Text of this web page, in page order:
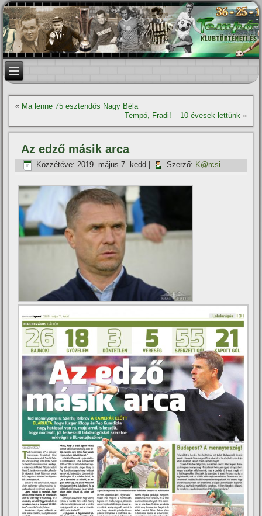
« Ma lenne 75 esztendős Nagy Béla
Tempó, Fradi! – 10 évesek lettünk»
Az edző másik arca
Közzétéve: 2019. május 7. kedd Szerző: K@rcsi